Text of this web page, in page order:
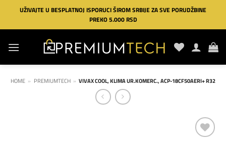
Preskoči
sadržaj
UŽIVAJTE U BESPLATNOJ ISPORUCI ŠIROM SRBIJE ZA SVE PORUDŽBINE
PREKO 5.000 RSD
HOME » PREMIUMTECH » VIVAX COOL, KLIMA UR.KOMERC., ACP-18CF50AERI+ R32